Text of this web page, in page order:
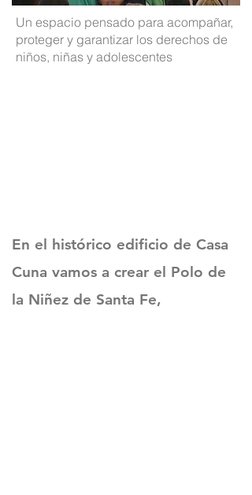
Un espacio pensado para acompañar,
proteger y garantizar los derechos de
niños, niñas y adolescentes
En el histórico edificio de Casa
Cuna vamos a crear el Polo de
la Niñez de Santa Fe,